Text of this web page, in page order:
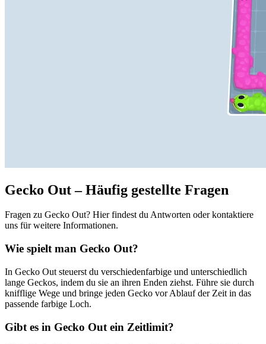
Gecko Out – Häufig gestellte Fragen
Fragen zu Gecko Out? Hier findest du Antworten oder kontaktiere
uns für weitere Informationen.
Wie spielt man Gecko Out?
In Gecko Out steuerst du verschiedenfarbige und unterschiedlich
lange Geckos, indem du sie an ihren Enden ziehst. Führe sie durch
knifflige Wege und bringe jeden Gecko vor Ablauf der Zeit in das
passende farbige Loch.
Gibt es in Gecko Out ein Zeitlimit?